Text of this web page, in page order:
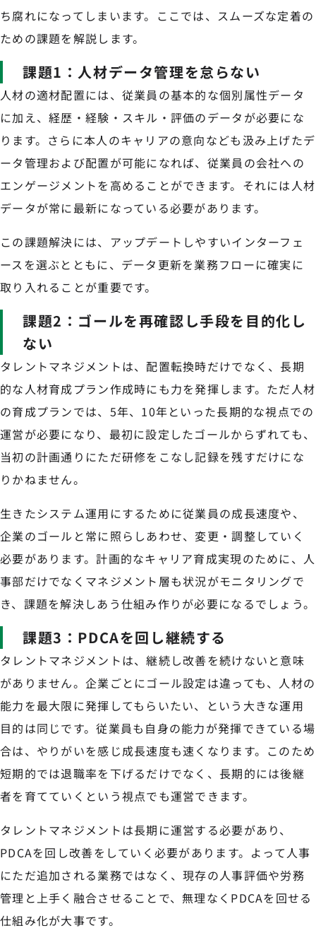
ち腐れになってしまいます。ここでは、スムーズな定着の
ための課題を解説します。
課題1：人材データ管理を怠らない
人材の適材配置には、従業員の基本的な個別属性データ
に加え、経歴・経験・スキル・評価のデータが必要にな
ります。さらに本人のキャリアの意向なども汲み上げたデ
ータ管理および配置が可能になれば、従業員の会社への
エンゲージメントを高めることができます。それには人材
データが常に最新になっている必要があります。
この課題解決には、アップデートしやすいインターフェ
ースを選ぶとともに、データ更新を業務フローに確実に
取り入れることが重要です。
課題2：ゴールを再確認し手段を目的化し
ない
タレントマネジメントは、配置転換時だけでなく、長期
的な人材育成プラン作成時にも力を発揮します。ただ人材
の育成プランでは、5年、10年といった長期的な視点での
運営が必要になり、最初に設定したゴールからずれても、
当初の計画通りにただ研修をこなし記録を残すだけにな
りかねません。
生きたシステム運用にするために従業員の成長速度や、
企業のゴールと常に照らしあわせ、変更・調整していく
必要があります。計画的なキャリア育成実現のために、人
事部だけでなくマネジメント層も状況がモニタリングで
き、課題を解決しあう仕組み作りが必要になるでしょう。
課題3：PDCAを回し継続する
タレントマネジメントは、継続し改善を続けないと意味
がありません。企業ごとにゴール設定は違っても、人材の
能力を最大限に発揮してもらいたい、という大きな運用
目的は同じです。従業員も自身の能力が発揮できている場
合は、やりがいを感じ成長速度も速くなります。このため
短期的では退職率を下げるだけでなく、長期的には後継
者を育てていくという視点でも運営できます。
タレントマネジメントは長期に運営する必要があり、
PDCAを回し改善をしていく必要があります。よって人事
にただ追加される業務ではなく、現存の人事評価や労務
管理と上手く融合させることで、無理なくPDCAを回せる
仕組み化が大事です。